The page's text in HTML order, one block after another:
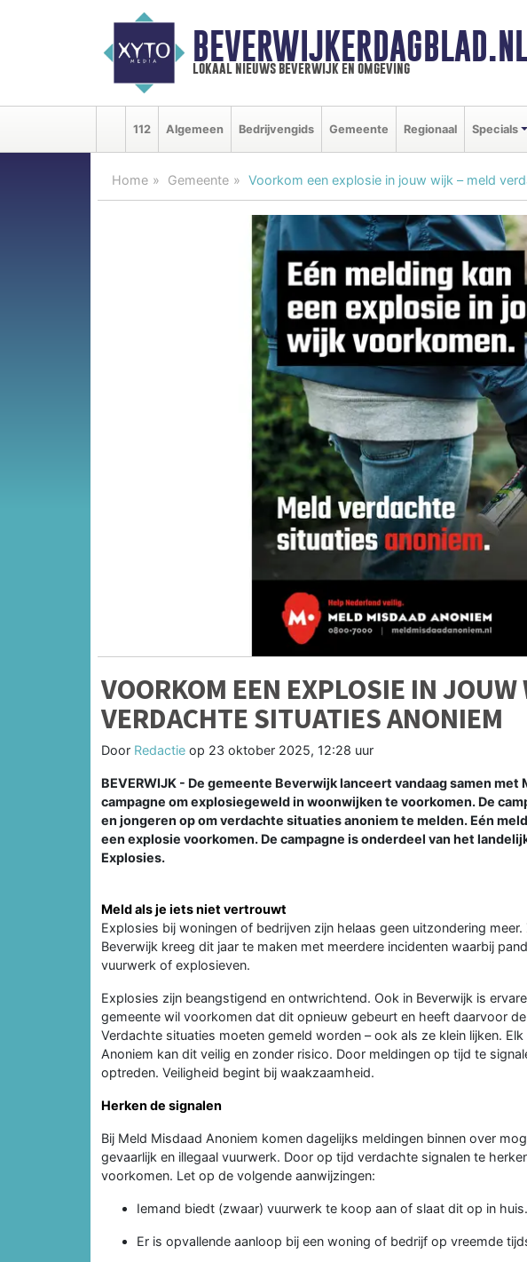
lokaal nieuws beverwijk en omgeving
112 Algemeen Bedrijvengids Gemeente Regionaal Specials
Home Gemeente Voorkom een explosie in jouw wijk – meld
VOORKOM EEN EXPLOSIE IN
VERDACHTE SITUATIES ANONIEM
Door Redactie op 23 oktober 2025, 12:28 uur
BEVERWIJK - De gemeente Beverwijk lanceert vandaag samen met
campagne om explosiegeweld in woonwijken te voorkomen. De
en jongeren op om verdachte situaties anoniem te melden. Eén
een explosie voorkomen. De campagne is onderdeel van het
Explosies.
Meld als je iets niet vertrouwt
Explosies bij woningen of bedrijven zijn helaas geen uitzondering
Beverwijk kreeg dit jaar te maken met meerdere incidenten waarbij
vuurwerk of explosieven.
Explosies zijn beangstigend en ontwrichtend. Ook in Beverwijk is
gemeente wil voorkomen dat dit opnieuw gebeurt en heeft daarvoor
Verdachte situaties moeten gemeld worden – ook als ze klein lijken.
Anoniem kan dit veilig en zonder risico. Door meldingen op tijd te
optreden. Veiligheid begint bij waakzaamheid.
Herken de signalen
Bij Meld Misdaad Anoniem komen dagelijks meldingen binnen over
gevaarlijk en illegaal vuurwerk. Door op tijd verdachte signalen te
voorkomen. Let op de volgende aanwijzingen:
Iemand biedt (zwaar) vuurwerk te koop aan of slaat dit op in huis.
Er is opvallende aanloop bij een woning of bedrijf op vreemde